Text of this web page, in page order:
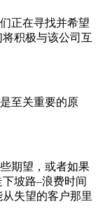
正在寻找并希望
积极与该公司互
至关重要的原
期望，或者如果
坡路–浪费时间
失望的客户那里